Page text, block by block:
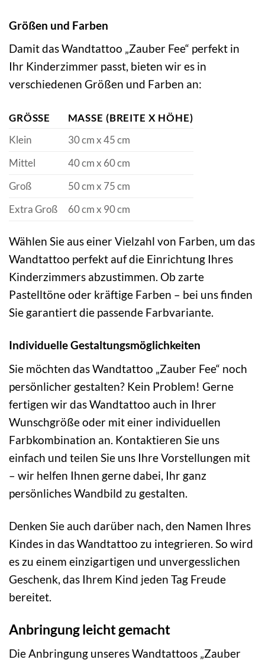
Größen und Farben
Damit das Wandtattoo „Zauber Fee“ perfekt in
Ihr Kinderzimmer passt, bieten wir es in
verschiedenen Größen und Farben an:
GRÖSSE
MASSE (BREITE X HÖHE)
Klein
30 cm x 45 cm
Mittel
40 cm x 60 cm
Groß
50 cm x 75 cm
Extra Groß
60 cm x 90 cm
Wählen Sie aus einer Vielzahl von Farben, um das
Wandtattoo perfekt auf die Einrichtung Ihres
Kinderzimmers abzustimmen. Ob zarte
Pastelltöne oder kräftige Farben – bei uns finden
Sie garantiert die passende Farbvariante.
Individuelle Gestaltungsmöglichkeiten
Sie möchten das Wandtattoo „Zauber Fee“ noch
persönlicher gestalten? Kein Problem! Gerne
fertigen wir das Wandtattoo auch in Ihrer
Wunschgröße oder mit einer individuellen
Farbkombination an. Kontaktieren Sie uns
einfach und teilen Sie uns Ihre Vorstellungen mit
– wir helfen Ihnen gerne dabei, Ihr ganz
persönliches Wandbild zu gestalten.
Denken Sie auch darüber nach, den Namen Ihres
Kindes in das Wandtattoo zu integrieren. So wird
es zu einem einzigartigen und unvergesslichen
Geschenk, das Ihrem Kind jeden Tag Freude
bereitet.
Anbringung leicht gemacht
Die Anbringung unseres Wandtattoos „Zauber